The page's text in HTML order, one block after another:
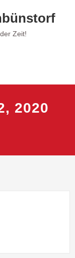
Zeit!
2020